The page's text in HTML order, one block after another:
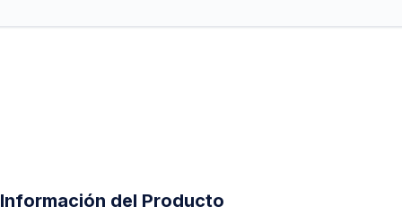
Información del Producto